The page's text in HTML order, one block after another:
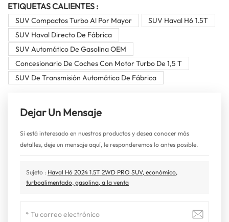
ETIQUETAS CALIENTES :
SUV Compactos Turbo Al Por Mayor
SUV Haval H6 1.5T
SUV Haval Directo De Fábrica
SUV Automático De Gasolina OEM
Concesionario De Coches Con Motor Turbo De 1,5 T
SUV De Transmisión Automática De Fábrica
Dejar Un Mensaje
Si está interesado en nuestros productos y desea conocer más
detalles, deje un mensaje aquí, le responderemos lo antes posible.
Sujeto : Haval H6 2024 1.5T 2WD PRO SUV, económico,
turboalimentado, gasolina, a la venta